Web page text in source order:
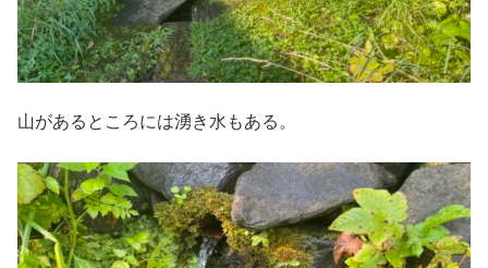
山があるところには湧き水もある。